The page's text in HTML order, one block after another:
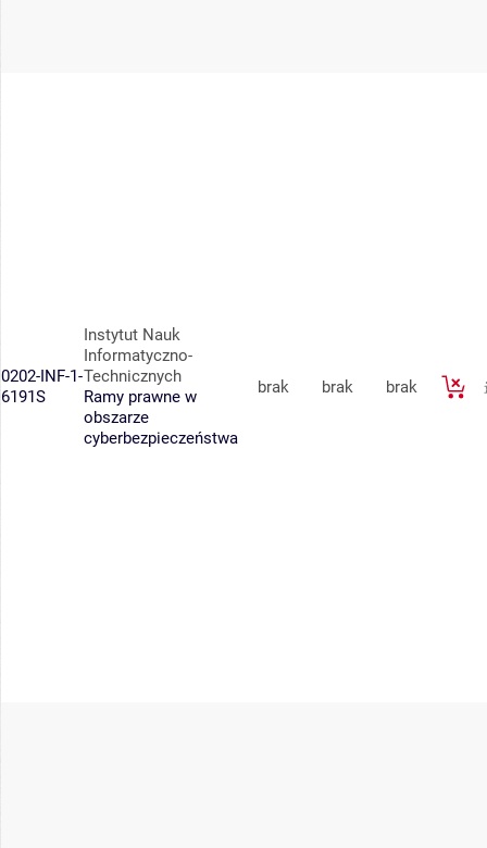
0202-INF-1-
6191S
Instytut Nauk
Informatyczno-
Technicznych
Ramy prawne w
obszarze
cyberbezpieczeństwa
brak brak brak